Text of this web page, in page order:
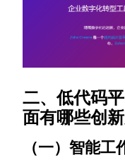
二、低代码
面有哪些创
（一）智能工